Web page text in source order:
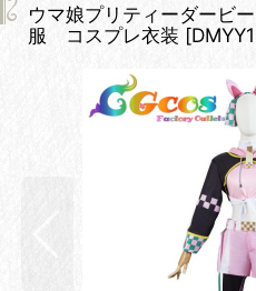
ウマ娘プリティーダー
服 コスプレ衣装 [